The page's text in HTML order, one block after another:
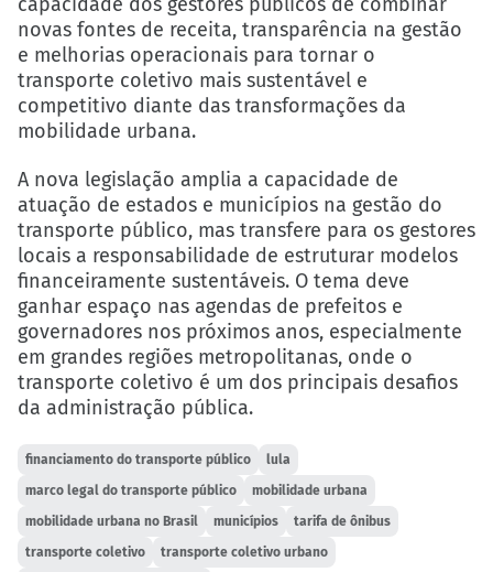
novas fontes de receita, transparência na gestão
e melhorias operacionais para tornar o
transporte coletivo mais sustentável e
competitivo diante das transformações da
mobilidade urbana.
A nova legislação amplia a capacidade de
atuação de estados e municípios na gestão do
transporte público, mas transfere para os gestores
locais a responsabilidade de estruturar modelos
financeiramente sustentáveis. O tema deve
ganhar espaço nas agendas de prefeitos e
governadores nos próximos anos, especialmente
em grandes regiões metropolitanas, onde o
transporte coletivo é um dos principais desafios
da administração pública.
financiamento do transporte público lula
marco legal do transporte público mobilidade urbana
mobilidade urbana no Brasil municípios tarifa de ônibus
transporte coletivo transporte coletivo urbano